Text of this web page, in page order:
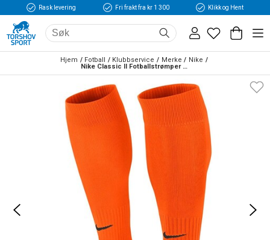
Rask levering Fri frakt fra kr 1 300 Klikk og Hent
Hjem Fotball Klubbservice Merke
Nike
Nike Classic II Fotballstrømper Oransje